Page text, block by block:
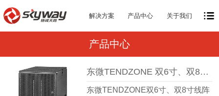
解决方案 产品中心 关于我们
产品中心
东微TENDZONE 双6寸、双8寸线阵列低频音箱 TZOL-AS-600、TZOL-AS-800
东微TENDZONE双6寸、双8寸线阵